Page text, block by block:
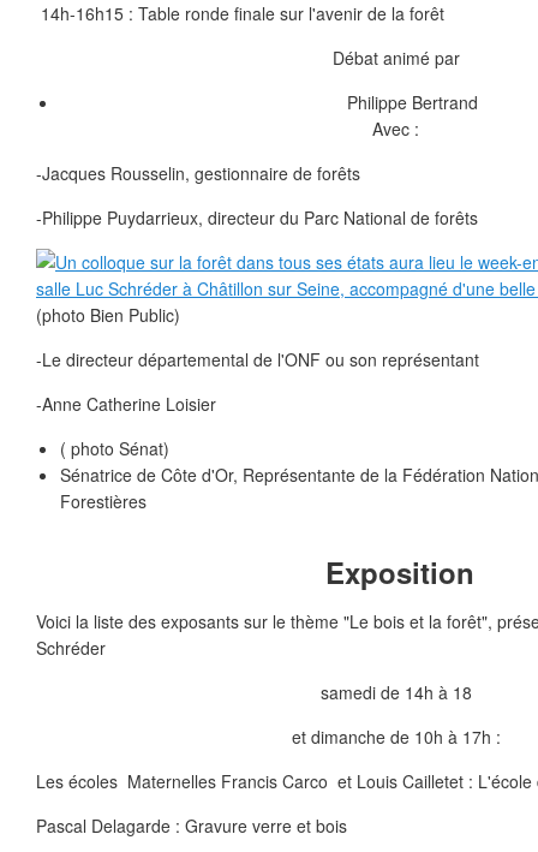
14h-16h15 : Table ronde finale sur l'avenir de la forêt
Débat animé par
Philippe Bertrand
Avec :
-Jacques Rousselin, gestionnaire de forêts
-Philippe Puydarrieux, directeur du Parc National de forêts
(photo Bien Public)
-Le directeur départemental de l'ONF ou son représentant
-Anne Catherine Loisier
( photo Sénat)
Sénatrice de Côte d'Or, Représentante de la Fédération
Forestières
Exposition
Voici la liste des exposants sur le thème "Le bois et la forêt",
Schréder
samedi de 14h à 18
et dimanche de 10h à 17h :
Les écoles Maternelles Francis Carco et Louis Cailletet : L'école
Pascal Delagarde : Gravure verre et bois